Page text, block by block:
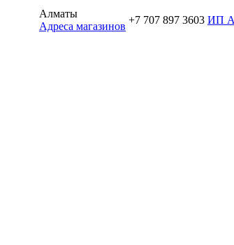
Алматы
Aдреса магазинов
+7 707 897 3603 ИП